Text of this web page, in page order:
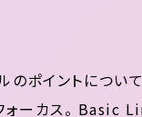
ポイントについ
ォーカス。